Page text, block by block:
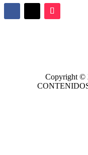
Copyright ©